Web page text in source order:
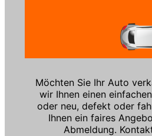
Möchten Sie Ihr Auto
wir Ihnen einen
oder neu, defekt oder
Ihnen ein faires
Abmeldung.